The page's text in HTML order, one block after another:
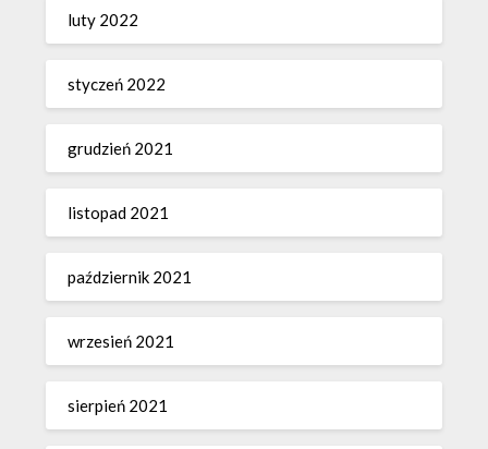
luty 2022
styczeń 2022
grudzień 2021
listopad 2021
październik 2021
wrzesień 2021
sierpień 2021